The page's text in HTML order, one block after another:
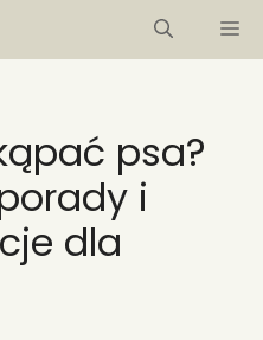
psa?
i
dla